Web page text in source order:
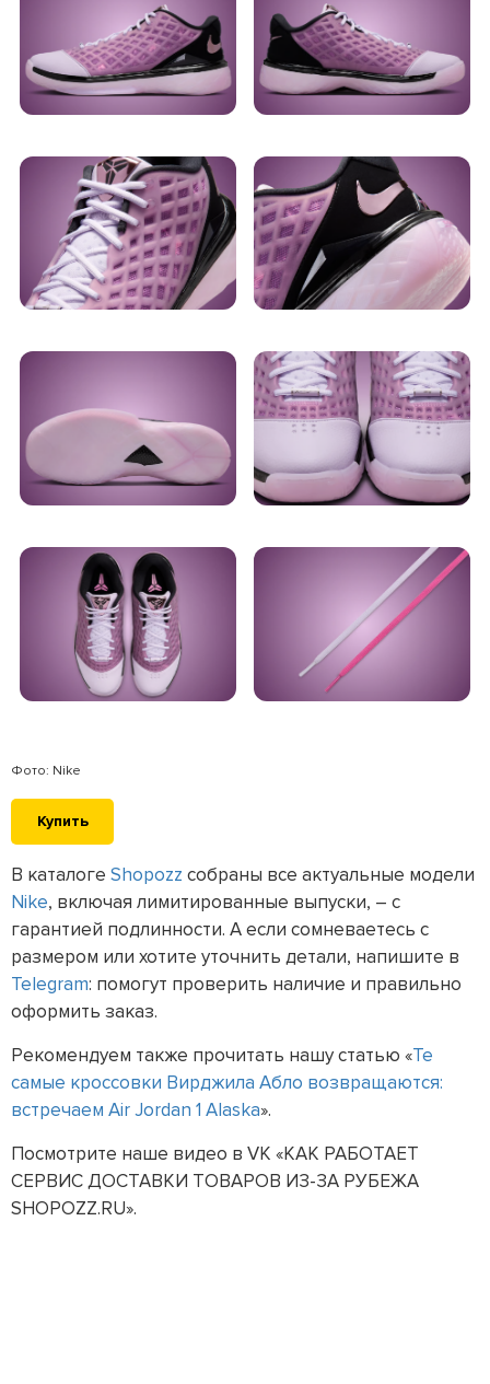
Фото: Nike
Купить
В каталоге Shopozz собраны все актуальные модели
Nike, включая лимитированные выпуски, – с
гарантией подлинности. А если сомневаетесь с
размером или хотите уточнить детали, напишите в
Telegram: помогут проверить наличие и правильно
оформить заказ.
Рекомендуем также прочитать нашу статью «Те
самые кроссовки Вирджила Абло возвращаются:
встречаем Air Jordan 1 Alaska».
Посмотрите наше видео в VK «КАК РАБОТАЕТ
СЕРВИС ДОСТАВКИ ТОВАРОВ ИЗ-ЗА РУБЕЖА
SHOPOZZ.RU».